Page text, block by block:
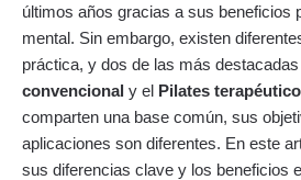
últimos años gracias a sus beneficios
mental. Sin embargo, existen
práctica, y dos de las más
convencional y el Pilates terapéutico
comparten una base común, sus
aplicaciones son diferentes. En este
sus diferencias clave y los beneficios